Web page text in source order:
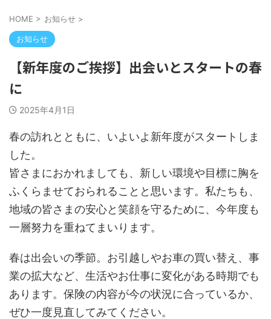
HOME > お知らせ >
お知らせ
【新年度のご挨拶】出会いとスタートの春
に
2025年4月1日
春の訪れとともに、いよいよ新年度がスタートしま
した。
皆さまにおかれましても、新しい環境や目標に胸を
ふくらませておられることと思います。私たちも、
地域の皆さまの安心と笑顔を守るために、今年度も
一層努力を重ねてまいります。
春は出会いの季節。お引越しやお車の買い替え、事
業の拡大など、生活やお仕事に変化がある時期でも
あります。保険の内容が今の状況に合っているか、
ぜひ一度見直してみてください。